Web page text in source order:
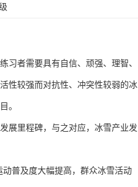
习者需要具有自信、顽强、理智、
性较强而对抗性、冲突性较弱的冰
。
展里程碑，与之对应，冰雪产业发
动普及度大幅提高，群众冰雪活动